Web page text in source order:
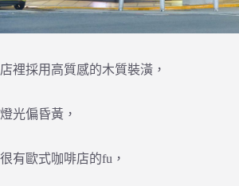
店裡採用高質感的木質裝潢，
燈光偏昏黃，
很有歐式咖啡店的fu，